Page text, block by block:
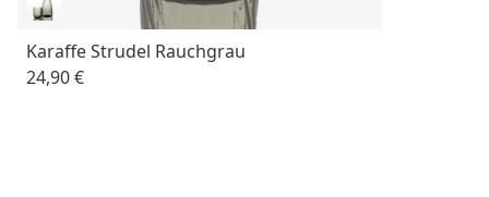
Karaffe Strudel Rauchgrau
24,90 €